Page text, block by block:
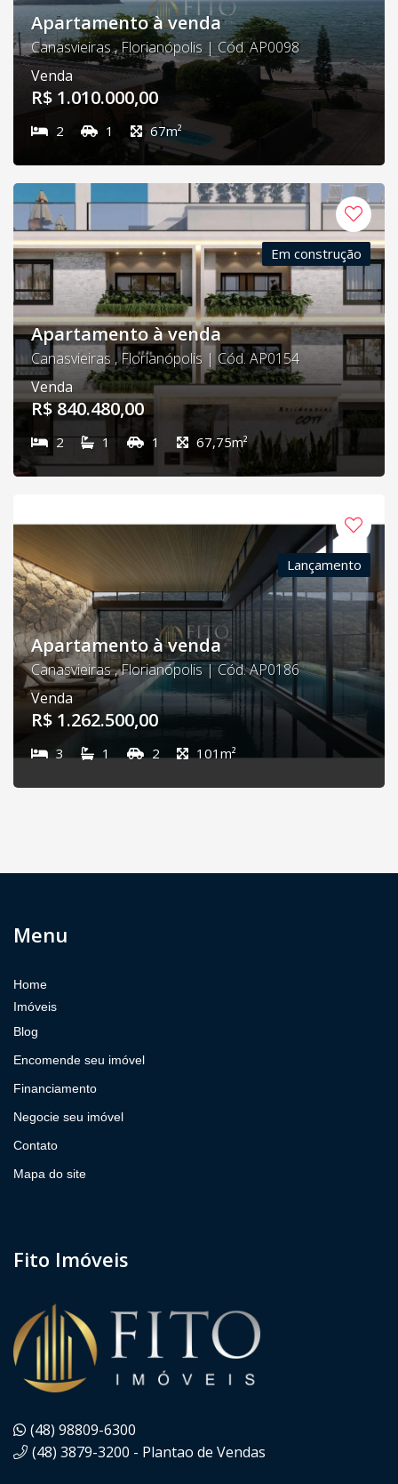
Apartamento à venda
Canasvieiras , Florianópolis | Cód. AP0098
Venda
R$ 1.010.000,00
2 1 67m²
Em construção
Apartamento à venda
Canasvieiras , Florianópolis | Cód. AP0154
Venda
R$ 840.480,00
2 1 1 67,75m²
Lançamento
Apartamento à venda
Canasvieiras , Florianópolis | Cód. AP0186
Venda
R$ 1.262.500,00
3 1 2 101m²
Menu
Home
Imóveis
Blog
Encomende seu imóvel
Financiamento
Negocie seu imóvel
Contato
Mapa do site
Fito Imóveis
(48) 98809-6300
(48) 3879-3200 - Plantao de Vendas